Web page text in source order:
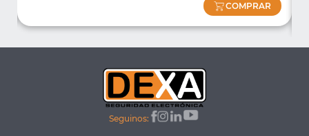
COMPRAR
Seguinos: